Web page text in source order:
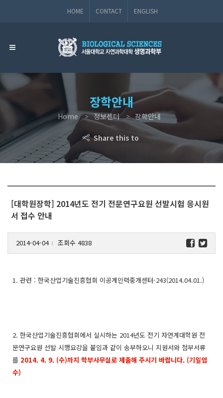
HOME CONTACT ENGLISH
장학안내
Home 정보센터 장학안내
Share this to
[대학원장학] 2014년도 전기 전문연구요원 선발시험 응시원
서 접수 안내
2014-04-04 l 조회수 4838
1. 관련 : 한국산업기술진흥협회 이공계인력중개센터-243(2014.04.01.)
2. 한국산업기술진흥협회에서 실시하는 2014년도 전기 자연계대학원 전
문연구요원 선발 시행요강을 붙임과 같이 송부하오니 지원서와 첨부서류
를 2014. 4. 9. (수)까지 학부사무실로 제출해 주시기 바랍니다. (기일엄
수)